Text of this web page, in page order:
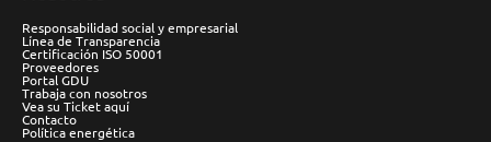
Responsabilidad social y empresarial
Línea de Transparencia
Certificación ISO 50001
Proveedores
Portal GDU
Trabaja con nosotros
Vea su Ticket aquí
Contacto
Política energética